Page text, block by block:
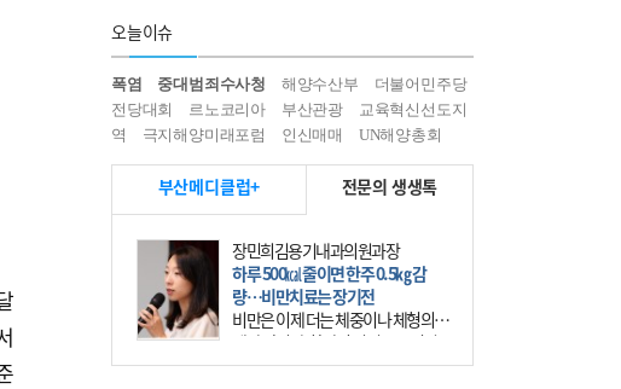
오늘이슈
폭염 중대범죄수사청 해양수산부
더불어민주당
전당대회
르노코리아 부산관광
교육혁신선도지
역
극지해양미래포럼 인신매매 UN해양총회
부산메디클럽+ 전문의 생생톡
장민희김용기내과의원과장
하루 500㎉ 줄이면 한주 0.5㎏ 감
량…비만치료는 장기전
비만은 이제 더는 체중이나 체형의 문
제가 아니다. 하나의 질병으로 인지
하고 치료와 관리를 해야 한다. 세계